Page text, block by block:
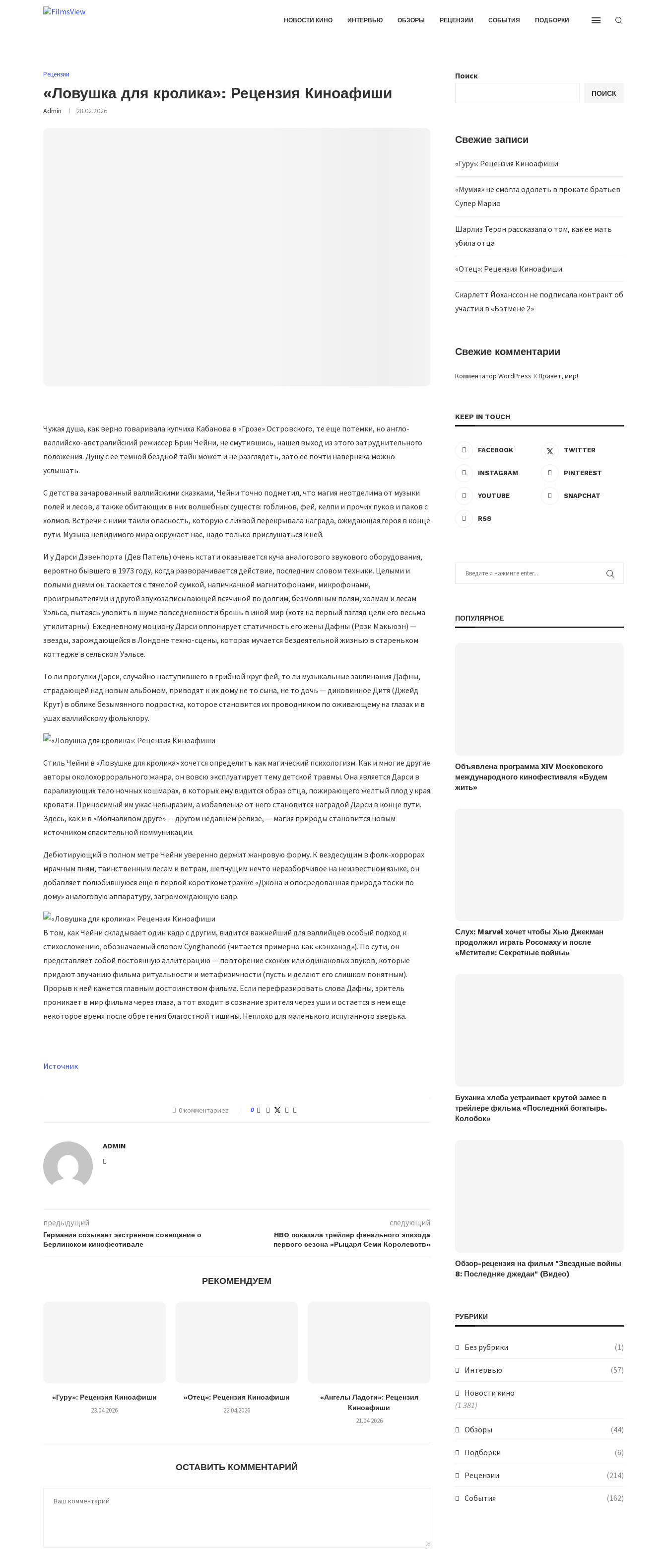
НОВОСТИ КИНО ИНТЕРВЬЮ ОБЗОРЫ РЕЦЕНЗИИ СОБЫТИЯ ПОДБОРКИ
Рецензии
«Ловушка для кролика»: Рецензия Киноафиши
Admin 28.02.2026
Чужая душа, как верно говаривала купчиха Кабанова в «Грозе» Островского, те еще потемки, но англо-
валлийско-австралийский режиссер Брин Чейни, не смутившись, нашел выход из этого затруднительного
положения. Душу с ее темной бездной тайн может и не разглядеть, зато ее почти наверняка можно
услышать.
С детства зачарованный валлийскими сказками, Чейни точно подметил, что магия неотделима от музыки
полей и лесов, а также обитающих в них волшебных существ: гоблинов, фей, келпи и прочих пуков и паков с
холмов. Встречи с ними таили опасность, которую с лихвой перекрывала награда, ожидающая героя в конце
пути. Музыка невидимого мира окружает нас, надо только прислушаться к ней.
И у Дарси Дэвенпорта (Дев Патель) очень кстати оказывается куча аналогового звукового оборудования,
вероятно бывшего в 1973 году, когда разворачивается действие, последним словом техники. Целыми и
полыми днями он таскается с тяжелой сумкой, напичканной магнитофонами, микрофонами,
проигрывателями и другой звукозаписывающей всячиной по долгим, безмолвным полям, холмам и лесам
Уэльса, пытаясь уловить в шуме повседневности брешь в иной мир (хотя на первый взгляд цели его весьма
утилитарны). Ежедневному моциону Дарси оппонирует статичность его жены Дафны (Рози Макьюэн) —
звезды, зарождающейся в Лондоне техно-сцены, которая мучается бездеятельной жизнью в стареньком
коттедже в сельском Уэльсе.
То ли прогулки Дарси, случайно наступившего в грибной круг фей, то ли музыкальные заклинания Дафны,
страдающей над новым альбомом, приводят к их дому не то сына, не то дочь — диковинное Дитя (Джейд
Крут) в облике безымянного подростка, которое становится их проводником по оживающему на глазах и в
ушах валлийскому фольклору.
Стиль Чейни в «Ловушке для кролика» хочется определить как магический психологизм. Как и многие другие
авторы околохоррорального жанра, он вовсю эксплуатирует тему детской травмы. Она является Дарси в
парализующих тело ночных кошмарах, в которых ему видится образ отца, пожирающего желтый плод у края
кровати. Приносимый им ужас невыразим, а избавление от него становится наградой Дарси в конце пути.
Здесь, как и в «Молчаливом друге» — другом недавнем релизе, — магия природы становится новым
источником спасительной коммуникации.
Дебютирующий в полном метре Чейни уверенно держит жанровую форму. К вездесущим в фолк-хоррорах
мрачным пням, таинственным лесам и ветрам, шепчущим нечто неразборчивое на неизвестном языке, он
добавляет полюбившуюся еще в первой короткометражке «Джона и опосредованная природа тоски по
дому» аналоговую аппаратуру, загромождающую кадр.
В том, как Чейни складывает один кадр с другим, видится важнейший для валлийцев особый подход к
стихосложению, обозначаемый словом Cynghanedd (читается примерно как «кэнханэд»). По сути, он
представляет собой постоянную аллитерацию — повторение схожих или одинаковых звуков, которые
придают звучанию фильма ритуальности и метафизичности (пусть и делают его слишком понятным).
Прорыв к ней кажется главным достоинством фильма. Если перефразировать слова Дафны, зритель
проникает в мир фильма через глаза, а тот входит в сознание зрителя через уши и остается в нем еще
некоторое время после обретения благостной тишины. Неплохо для маленького испуганного зверька.
Источник
0 комментариев 0
ADMIN
предыдущий
Германия созывает экстренное совещание о
Берлинском кинофестивале
следующий
HBO показала трейлер финального эпизода
первого сезона «Рыцаря Семи Королевств»
РЕКОМЕНДУЕМ
«Гуру»: Рецензия Киноафиши
23.04.2026
«Отец»: Рецензия Киноафиши
22.04.2026
«Ангелы Ладоги»: Рецензия
Киноафиши
21.04.2026
ОСТАВИТЬ КОММЕНТАРИЙ
Поиск
ПОИСК
Свежие записи
«Гуру»: Рецензия Киноафиши
«Мумия» не смогла одолеть в прокате братьев
Супер Марио
Шарлиз Терон рассказала о том, как ее мать
убила отца
«Отец»: Рецензия Киноафиши
Скарлетт Йоханссон не подписала контракт об
участии в «Бэтмене 2»
Свежие комментарии
Комментатор WordPress кПривет, мир!
KEEP IN TOUCH
FACEBOOK TWITTER
INSTAGRAM PINTEREST
YOUTUBE SNAPCHAT
RSS
ПОПУЛЯРНОЕ
Объявлена программа XIV Московского
международного кинофестиваля «Будем
жить»
Слух: Marvel хочет чтобы Хью Джекман
продолжил играть Росомаху и после
«Мстители: Секретные войны»
Буханка хлеба устраивает крутой замес в
трейлере фильма «Последний богатырь.
Колобок»
Обзор-рецензия на фильм "Звездные войны
8: Последние джедаи" (Видео)
РУБРИКИ
Без рубрики (1)
Интервью (57)
Новости кино
(1 381)
Обзоры (44)
Подборки (6)
Рецензии (214)
События (162)